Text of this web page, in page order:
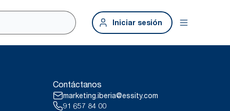
Iniciar sesión
Contáctanos
marketing.iberia@essity.com
91 657 84 00